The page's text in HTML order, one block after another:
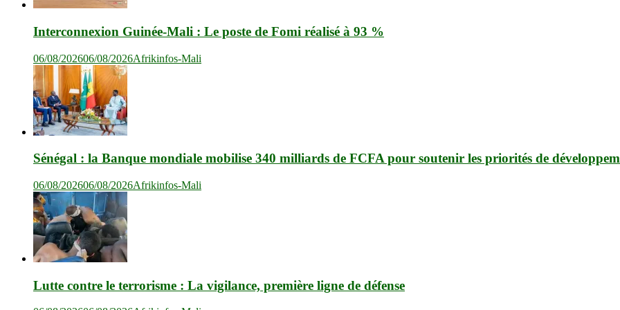
Interconnexion Guinée-Mali : Le poste de Fomi réalisé à 93 %
06/08/202606/08/2026Afrikinfos-Mali
Sénégal : la Banque mondiale mobilise 340 milliards de FCFA pour soutenir les priorités de
06/08/202606/08/2026Afrikinfos-Mali
Lutte contre le terrorisme : La vigilance, première ligne de défense